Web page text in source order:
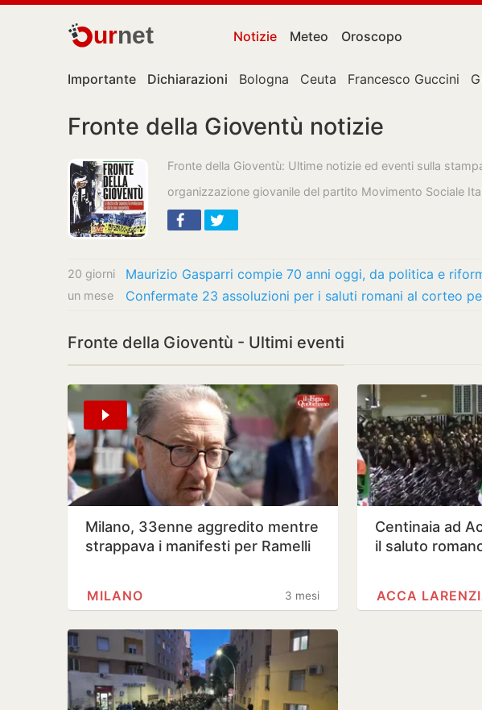
urnet Notizie Meteo Oroscopo
Importante Dichiarazioni Bologna Ceuta Francesco Guccini
Fronte della Gioventù notizie
Fronte della Gioventù: Ultime notizie ed eventi sulla
organizzazione giovanile del partito Movimento Sociale
20 giorni
un mese Confermate 23 assoluzioni per i saluti romani al corteo
Fronte della Gioventù - Ultimi eventi
Milano, 33enne aggredito mentre
strappava i manifesti per Ramelli
3 mesi
MILANO
Centinaia ad
il saluto
ACCA